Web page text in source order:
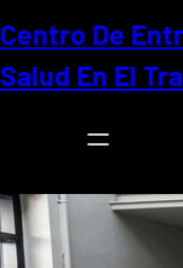
Centro De
Salud En El